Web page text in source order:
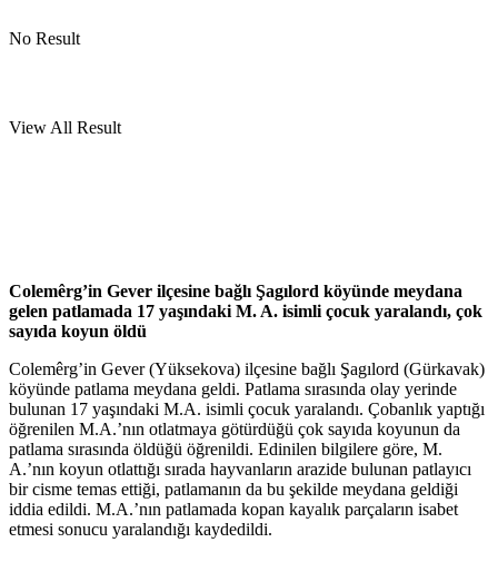
No Result
View All Result
Colemêrg’in Gever ilçesine bağlı Şagılord köyünde meydana
gelen patlamada 17 yaşındaki M. A. isimli çocuk yaralandı, çok
sayıda koyun öldü
Colemêrg’in Gever (Yüksekova) ilçesine bağlı Şagılord (Gürkavak)
köyünde patlama meydana geldi. Patlama sırasında olay yerinde
bulunan 17 yaşındaki M.A. isimli çocuk yaralandı. Çobanlık yaptığı
öğrenilen M.A.’nın otlatmaya götürdüğü çok sayıda koyunun da
patlama sırasında öldüğü öğrenildi. Edinilen bilgilere göre, M.
A.’nın koyun otlattığı sırada hayvanların arazide bulunan patlayıcı
bir cisme temas ettiği, patlamanın da bu şekilde meydana geldiği
iddia edildi. M.A.’nın patlamada kopan kayalık parçaların isabet
etmesi sonucu yaralandığı kaydedildi.